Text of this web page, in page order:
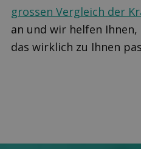
grossen Vergleich der
an und wir helfen
das wirklich zu Ihnen